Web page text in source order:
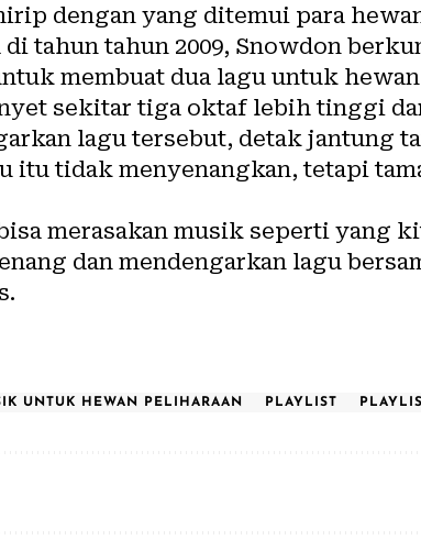
dengan yang ditemui para
tahun tahun 2009, Snowdon
membuat dua lagu untuk
sekitar tiga oktaf lebih tinggi
lagu tersebut, detak jantung
itu tidak menyenangkan, tetapi
merasakan musik seperti yang
dan mendengarkan lagu
UNTUK HEWAN PELIHARAAN PLAYLIST